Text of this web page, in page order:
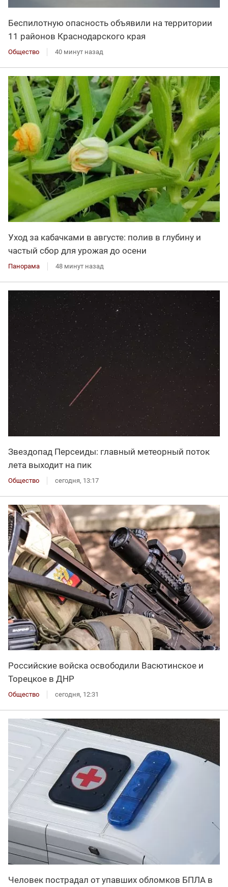
Беспилотную опасность объявили на территории
11 районов Краснодарского края
Общество 40 минут назад
Уход за кабачками в августе: полив в глубину и
частый сбор для урожая до осени
Панорама 48 минут назад
Звездопад Персеиды: главный метеорный поток
лета выходит на пик
Общество сегодня, 13:17
Российские войска освободили Васютинское и
Торецкое в ДНР
Общество сегодня, 12:31
Человек пострадал от упавших обломков БПЛА в